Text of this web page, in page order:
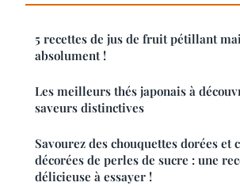
5 recettes de jus de fruit pétillant
absolument !
Les meilleurs thés japonais à
saveurs distinctives
Savourez des chouquettes dorées et
décorées de perles de sucre : une
délicieuse à essayer !